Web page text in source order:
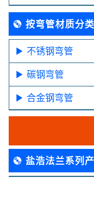
按弯管材质分类
不锈钢弯管
碳钢弯管
合金钢弯管
盐浩法兰系列